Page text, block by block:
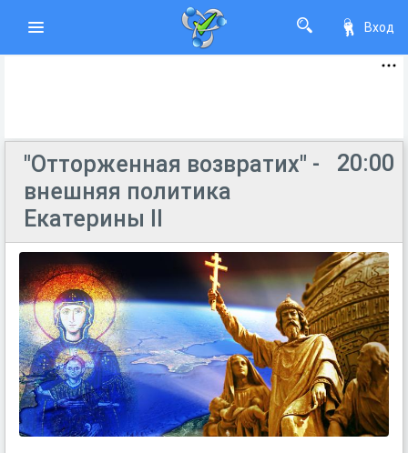
Вход
20:00
"Отторженная возвратих" -
внешняя политика
Екатерины II